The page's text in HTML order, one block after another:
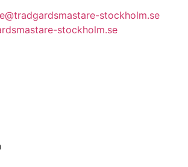
stockholm.se
stockholm.se